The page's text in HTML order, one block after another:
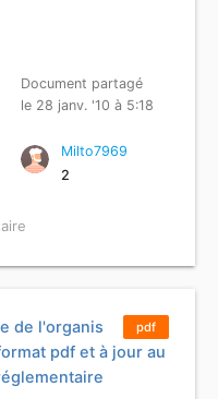
Document partagé
le 28 janv. '10 à 5:18
Milto7969
2
pdf
de l'organis
pdf et à jour au